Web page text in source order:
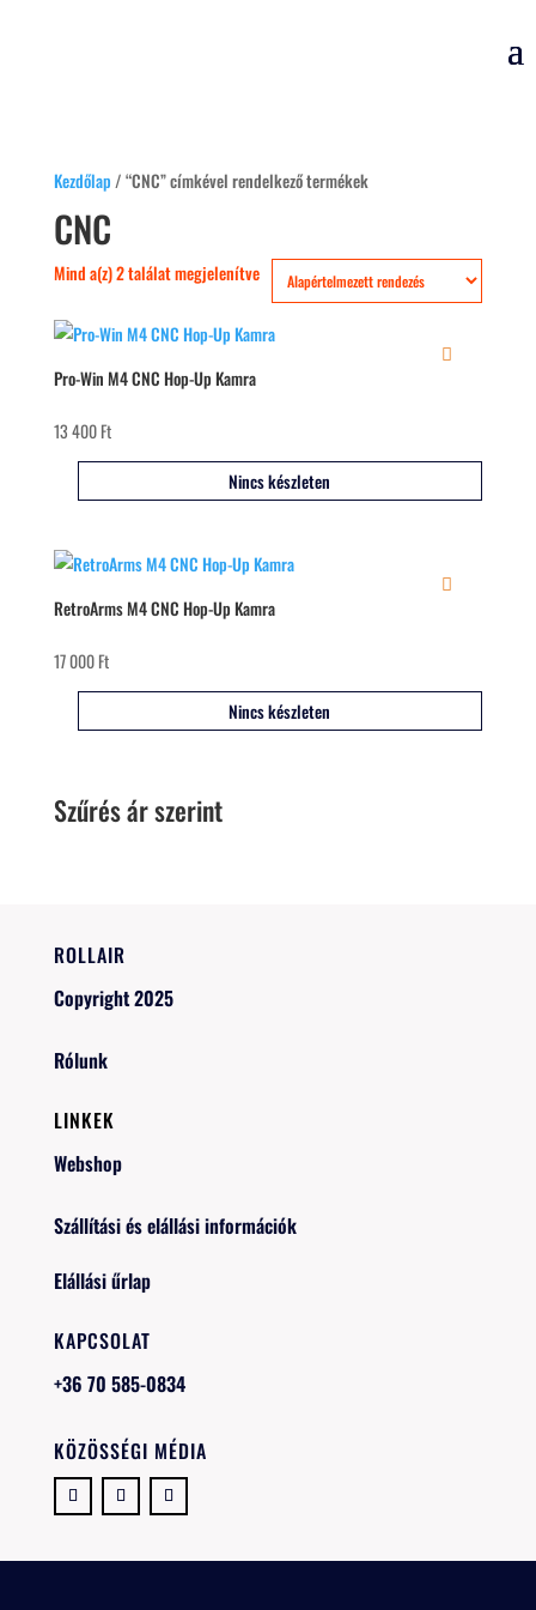
Kezdőlap / “CNC” címkével rendelkező termékek
CNC
Mind a(z) 2 találat megjelenítve
Pro-Win M4 CNC Hop-Up Kamra
13 400Ft
Nincs készleten
RetroArms M4 CNC Hop-Up Kamra
17 000Ft
Nincs készleten
Szűrés ár szerint
ROLLAIR
Copyright 2025
Rólunk
LINKEK
Webshop
Szállítási és elállási információk
Elállási űrlap
KAPCSOLAT
+36 70 585-0834
KÖZÖSSÉGI MÉDIA